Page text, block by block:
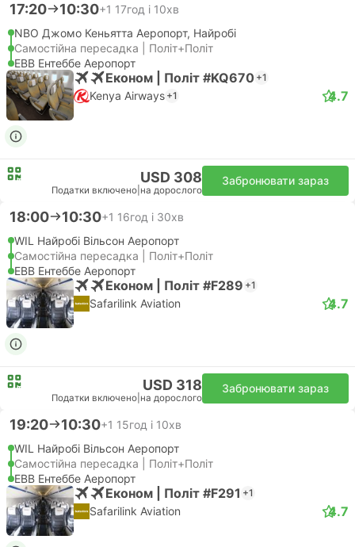
17:20 10:30+1 17год і 10хв
NBO Джомо Кеньятта Аеропорт, Найробі
Самостійна пересадка | Політ+Політ
EBB Ентеббе Аеропорт
Економ | Політ #KQ670 +1
Kenya Airways +1 4.7
USD 308
Податки включено на дорослого
Забронювати зараз
18:00 10:30+1 16год і 30хв
WIL Найробі Вільсон Аеропорт
Самостійна пересадка | Політ+Політ
EBB Ентеббе Аеропорт
Економ | Політ #F289 +1
Safarilink Aviation 4.7
USD 318
Податки включено на дорослого
Забронювати зараз
19:20 10:30+1 15год і 10хв
WIL Найробі Вільсон Аеропорт
Самостійна пересадка | Політ+Політ
EBB Ентеббе Аеропорт
Економ | Політ #F291 +1
Safarilink Aviation 4.7